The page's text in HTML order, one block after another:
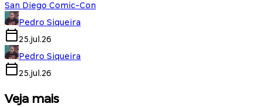
San Diego Comic-Con
Pedro Siqueira
25.jul.26
Pedro Siqueira
25.jul.26
Veja mais